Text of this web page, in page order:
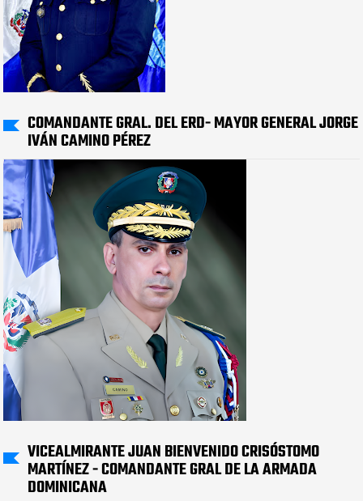
COMANDANTE GRAL. DEL ERD- MAYOR GENERAL JORGE
IVÁN CAMINO PÉREZ
VICEALMIRANTE JUAN BIENVENIDO CRISÓSTOMO
MARTÍNEZ - COMANDANTE GRAL DE LA ARMADA
DOMINICANA